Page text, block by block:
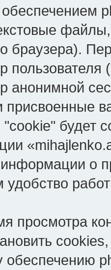
браузера).
анонимной
присвоенные
"cookie" будет
о
удобство
просмотра